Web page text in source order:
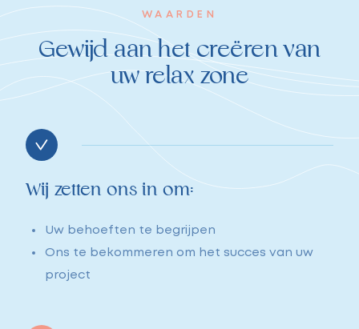
WAARDEN
Gewijd aan het creëren van
uw relax zone
Wij zetten ons in om:
Uw behoeften te begrijpen
Ons te bekommeren om het succes van uw
project